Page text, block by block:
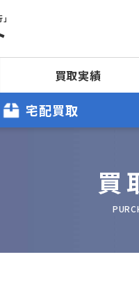
買取実績
宅配買取
買